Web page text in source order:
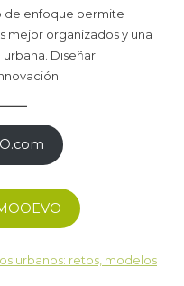
de enfoque permite
mejor organizados y una
Diseñar
urbanos: retos, modelos